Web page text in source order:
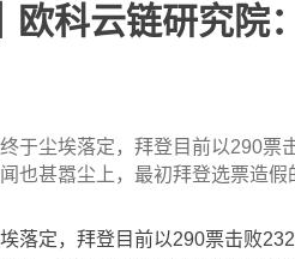
欧科云链研究院
于尘埃落定，拜登目前以290票
也甚嚣尘上，最初拜登选票造假
落定，拜登目前以290票击败